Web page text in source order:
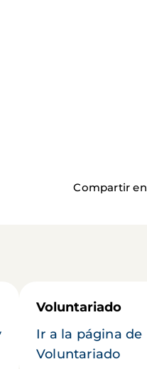
Compartir en
Voluntariado
Ir a la página de
Voluntariado